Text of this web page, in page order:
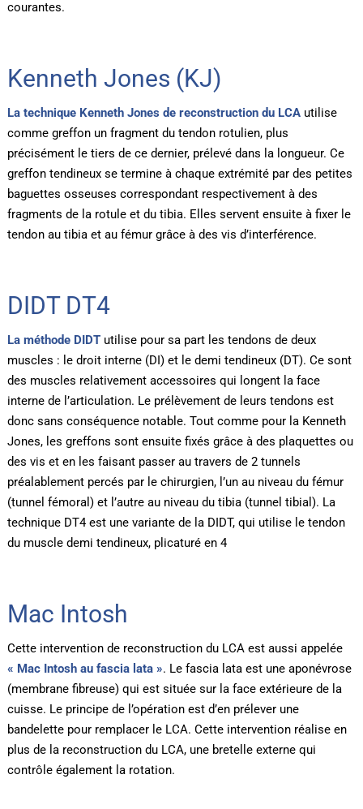
courantes.
Kenneth Jones (KJ)
La technique Kenneth Jones de reconstruction du LCAutilise
comme greffon un fragment du tendon rotulien, plus
précisément le tiers de ce dernier, prélevé dans la longueur. Ce
greffon tendineux se termine à chaque extrémité par des petites
baguettes osseuses correspondant respectivement à des
fragments de la rotule et du tibia. Elles servent ensuite à fixer le
tendon au tibia et au fémur grâce à des vis d’interférence.
DIDT DT4
La méthode DIDTutilise pour sa part les tendons de deux
muscles : le droit interne (DI) et le demi tendineux (DT). Ce sont
des muscles relativement accessoires qui longent la face
interne de l’articulation. Le prélèvement de leurs tendons est
donc sans conséquence notable. Tout comme pour la Kenneth
Jones, les greffons sont ensuite fixés grâce à des plaquettes ou
des vis et en les faisant passer au travers de 2 tunnels
préalablement percés par le chirurgien, l’un au niveau du fémur
(tunnel fémoral) et l’autre au niveau du tibia (tunnel tibial). La
technique DT4 est une variante de la DIDT, qui utilise le tendon
du muscle demi tendineux, plicaturé en 4
Mac Intosh
Cette intervention de reconstruction du LCA est aussi appelée
« Mac Intosh au fascia lata ». Le fascia lata est une aponévrose
(membrane fibreuse) qui est située sur la face extérieure de la
cuisse. Le principe de l’opération est d’en prélever une
bandelette pour remplacer le LCA. Cette intervention réalise en
plus de la reconstruction du LCA, une bretelle externe qui
contrôle également la rotation.